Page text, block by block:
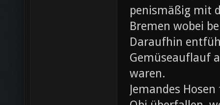
penismäßig mit
Bremen wobei
Daraufhin
Gemüseauflauf
waren.
Jemandes